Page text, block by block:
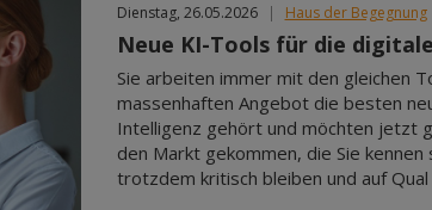
Dienstag, 26.05.2026 | Haus der Begegnung
Neue KI-Tools für die
Sie arbeiten immer mit den gleichen
massenhaften Angebot die besten
Intelligenz gehört und möchten jetzt
den Markt gekommen, die Sie
trotzdem kritisch bleiben und auf Qual